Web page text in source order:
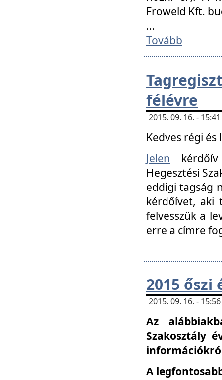
Froweld Kft.
...
Tovább
félévre
2015. 09. 16. -
Kedves régi
Jelen
Hegesztési
eddigi tagság
kérdőívet, aki
felvesszük a
erre a címre
2015 őszi
2015. 09. 16. -
Az
Szakosztály
A